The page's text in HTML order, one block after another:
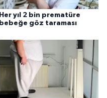
Her yıl 2 bin prematüre
bebeğe göz taraması